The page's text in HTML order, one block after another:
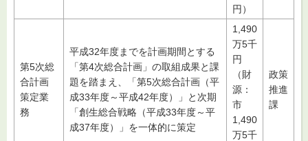
円）
第5次総
合計画
策定業
務
平成32年度までを計画期間とする
「第4次総合計画」の取組成果と課
題を踏まえ、「第5次総合計画（平
成33年度～平成42年度）」と次期
「創生総合戦略（平成33年度～平
成37年度）」を一体的に策定
1,490
万5千
円
（財
源：
市
1,490
万5千
政策
推進
課